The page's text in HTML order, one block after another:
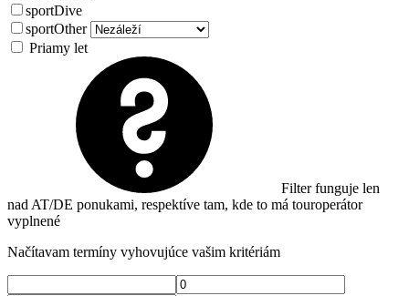
sportDive
sportOther
Priamy let
Filter funguje len
nad AT/DE ponukami, respektíve tam, kde to má touroperátor
vyplnené
Načítavam termíny vyhovujúce vašim kritériám